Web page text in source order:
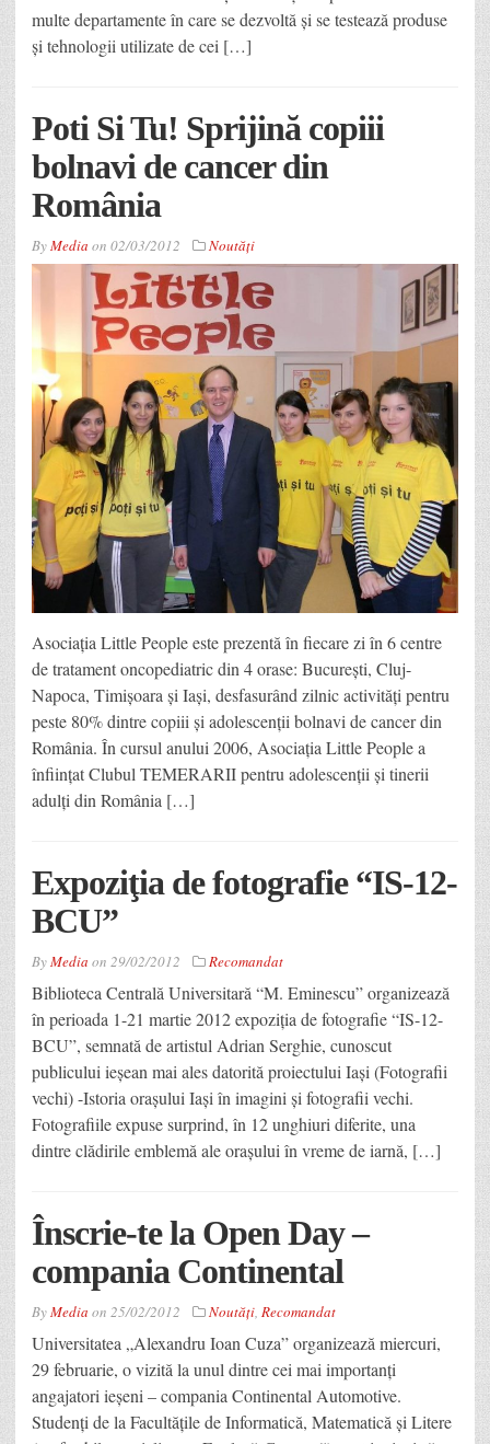
multe departamente în care se dezvoltă şi se testează produse
şi tehnologii utilizate de cei […]
Poti Si Tu! Sprijină copiii
bolnavi de cancer din
România
ByMedia on 02/03/2012 Noutăţi
Asociaţia Little People este prezentă în fiecare zi în 6 centre
de tratament oncopediatric din 4 orase: București, Cluj-
Napoca, Timișoara și Iași, desfasurând zilnic activități pentru
peste 80% dintre copiii și adolescenții bolnavi de cancer din
România. În cursul anului 2006, Asociația Little People a
înființat Clubul TEMERARII pentru adolescenții și tinerii
adulți din România […]
Expoziţia de fotografie “IS-12-
BCU”
ByMedia on 29/02/2012 Recomandat
Biblioteca Centrală Universitară “M. Eminescu” organizează
în perioada 1-21 martie 2012 expoziţia de fotografie “IS-12-
BCU”, semnată de artistul Adrian Serghie, cunoscut
publicului ieşean mai ales datorită proiectului Iaşi (Fotografii
vechi) -Istoria oraşului Iaşi în imagini şi fotografii vechi.
Fotografiile expuse surprind, în 12 unghiuri diferite, una
dintre clădirile emblemă ale oraşului în vreme de iarnă, […]
Înscrie-te la Open Day –
compania Continental
ByMedia on 25/02/2012 Noutăţi Recomandat
Universitatea „Alexandru Ioan Cuza” organizează miercuri,
29 februarie, o vizită la unul dintre cei mai importanți
angajatori ieșeni – compania Continental Automotive.
Studenți de la Facultățile de Informatică, Matematică și Litere